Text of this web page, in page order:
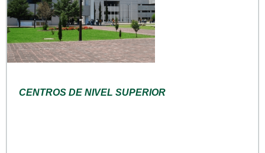
CENTROS DE NIVEL SUPERIOR